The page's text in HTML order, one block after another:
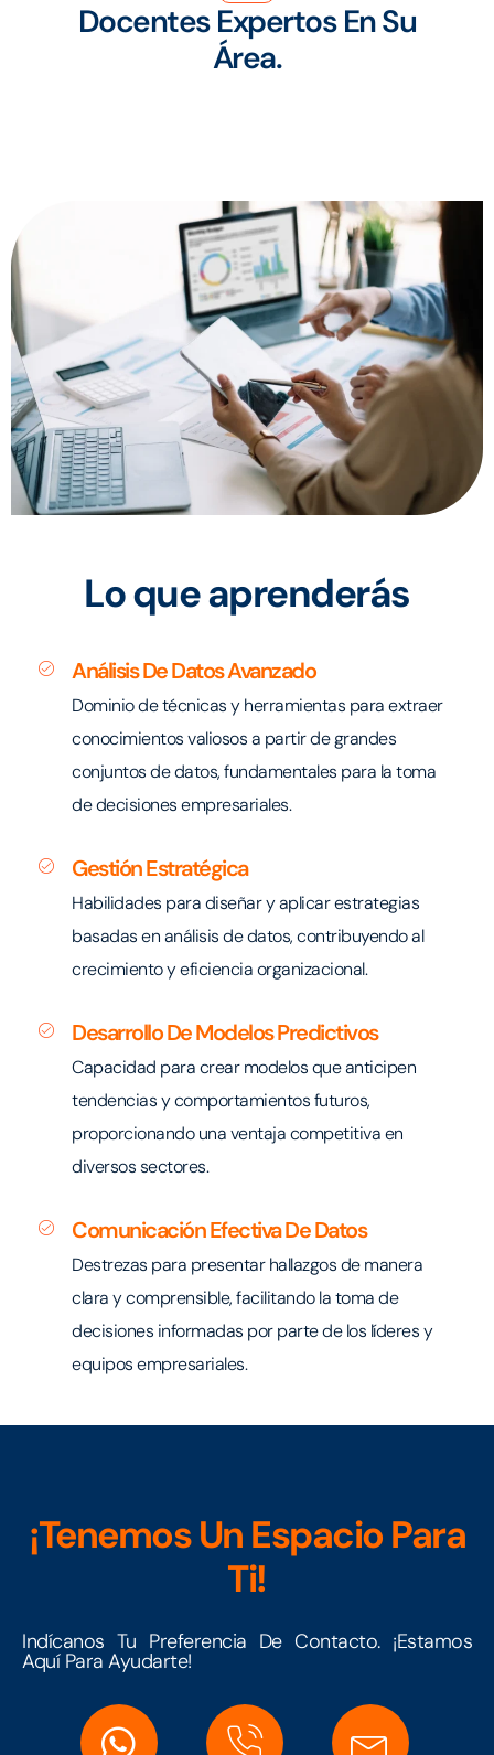
Docentes Expertos En Su
Área.
Lo que aprenderás
Análisis De Datos Avanzado
Dominio de técnicas y herramientas para extraer
conocimientos valiosos a partir de grandes
conjuntos de datos, fundamentales para la toma
de decisiones empresariales.
Gestión Estratégica
Habilidades para diseñar y aplicar estrategias
basadas en análisis de datos, contribuyendo al
crecimiento y eficiencia organizacional.
Desarrollo De Modelos Predictivos
Capacidad para crear modelos que anticipen
tendencias y comportamientos futuros,
proporcionando una ventaja competitiva en
diversos sectores.
Comunicación Efectiva De Datos
Destrezas para presentar hallazgos de manera
clara y comprensible, facilitando la toma de
decisiones informadas por parte de los líderes y
equipos empresariales.
¡Tenemos Un Espacio Para
Ti!
Indícanos Tu Preferencia De Contacto. ¡Estamos
Aquí Para Ayudarte!